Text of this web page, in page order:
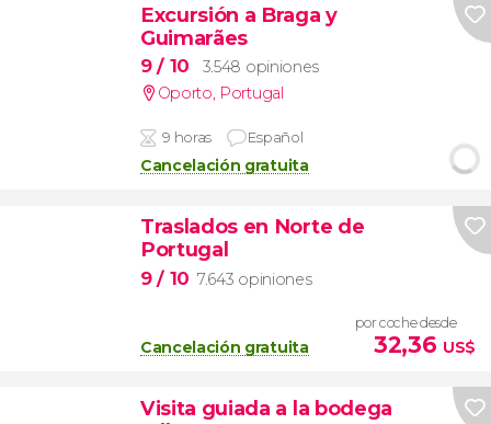
Excursión a Braga y
Guimarães
9/ 10
3.548 opiniones
Oporto, Portugal
9 horas Español
Cancelación gratuita
Traslados en Norte de
Portugal
9/ 10 7.643 opiniones
Cancelación gratuita
por coche desde
32,36 US$
Visita guiada a la bodega